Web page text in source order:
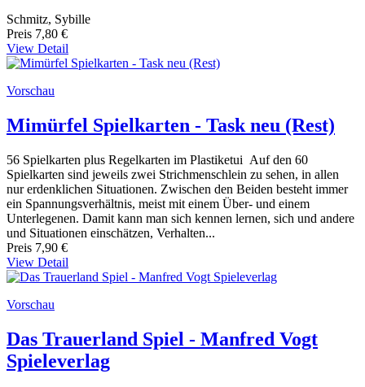
Schmitz, Sybille
Preis 7,80 €
View Detail
Vorschau
Mimürfel Spielkarten - Task neu (Rest)
56 Spielkarten plus Regelkarten im Plastiketui Auf den 60
Spielkarten sind jeweils zwei Strichmenschlein zu sehen, in allen
nur erdenklichen Situationen. Zwischen den Beiden besteht immer
ein Spannungsverhältnis, meist mit einem Über- und einem
Unterlegenen. Damit kann man sich kennen lernen, sich und andere
und Situationen einschätzen, Verhalten...
Preis 7,90 €
View Detail
Vorschau
Das Trauerland Spiel - Manfred Vogt
Spieleverlag